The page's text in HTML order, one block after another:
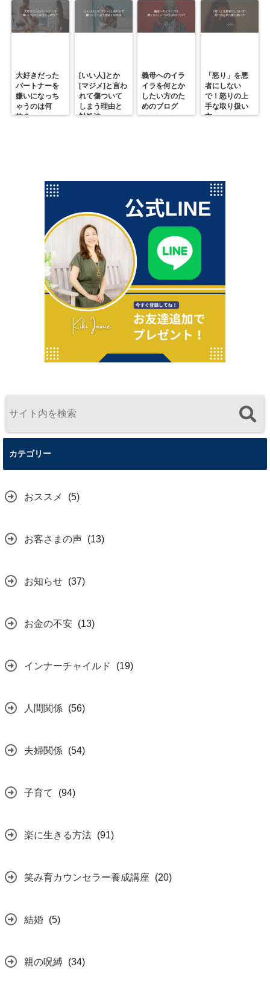
大好きだった
パートナーを
嫌いになっち
ゃうのは何
故？
[いい人]とか
[マジメ]と言わ
れて傷ついて
しまう理由と
対処法
義母へのイラ
イラを何とか
したい方のた
めのブログ
「怒り」を悪
者にしない
で！怒りの上
手な取り扱い
方
カテゴリー
おススメ (5)
お客さまの声 (13)
お知らせ (37)
お金の不安 (13)
インナーチャイルド (19)
人間関係 (56)
夫婦関係 (54)
子育て (94)
楽に生きる方法 (91)
笑み育カウンセラー養成講座 (20)
結婚 (5)
親の呪縛 (34)